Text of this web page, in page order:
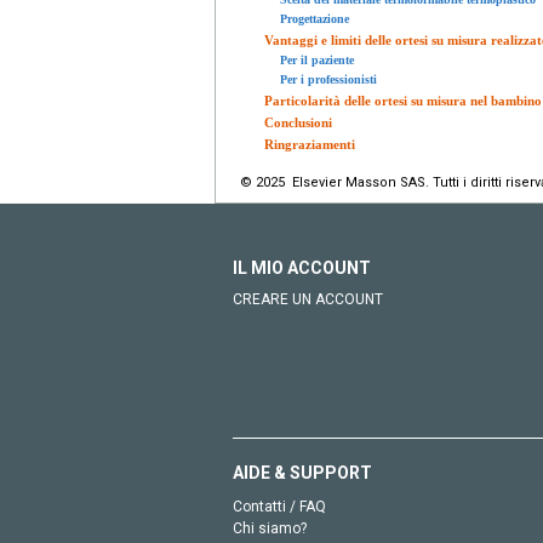
Progettazione
Vantaggi e limiti delle ortesi su misura
Per il paziente
Per i professionisti
Particolarità delle ortesi su misura nel bambino
Conclusioni
Ringraziamenti
© 2025 Elsevier Masson SAS. Tutti i diritti
IL MIO ACCOUNT
CREARE UN ACCOUNT
AIDE & SUPPORT
Contatti / FAQ
Chi siamo?